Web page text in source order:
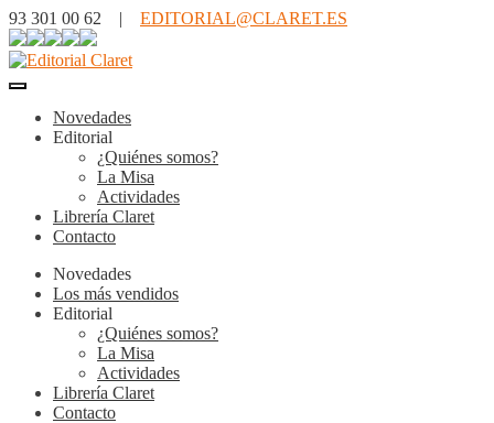
93 301 00 62 | EDITORIAL@CLARET.ES
Novedades
Editorial
¿Quiénes somos?
La Misa
Actividades
Librería Claret
Contacto
Novedades
Los más vendidos
Editorial
¿Quiénes somos?
La Misa
Actividades
Librería Claret
Contacto